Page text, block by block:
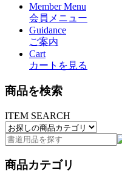
Member Menu
会員メニュー
Guidance
ご案内
Cart
カートを見る
商品を検索
ITEM SEARCH
商品カテゴリ